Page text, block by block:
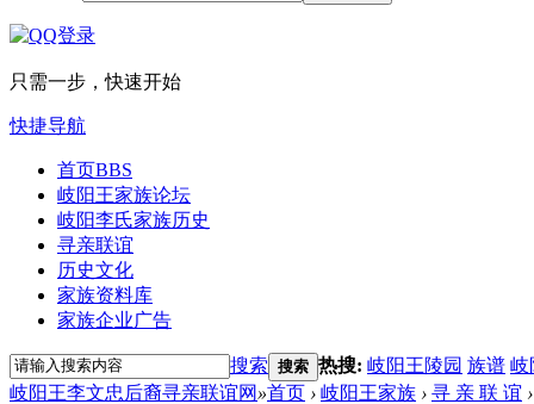
只需一步，快速开始
快捷导航
首页BBS
岐阳王家族论坛
岐阳李氏家族历史
寻亲联谊
历史文化
家族资料库
家族企业广告
搜索 搜索 热搜: 岐阳王陵园 族谱 岐
岐阳王李文忠后裔寻亲联谊网 »首页 › 岐阳王家族 › 寻 亲 联 谊 ›